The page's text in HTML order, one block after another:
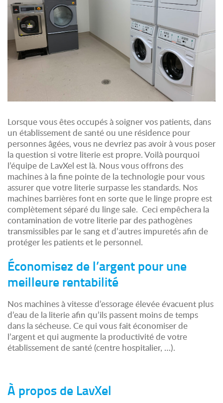
Lorsque vous êtes occupés à soigner vos patients, dans
un établissement de santé ou une résidence pour
personnes âgées, vous ne devriez pas avoir à vous poser
la question si votre literie est propre. Voilà pourquoi
l’équipe de LavXel est là. Nous vous offrons des
machines à la fine pointe de la technologie pour vous
assurer que votre literie surpasse les standards. Nos
machines barrières font en sorte que le linge propre est
complètement séparé du linge sale. Ceci empêchera la
contamination de votre literie par des pathogènes
transmissibles par le sang et d’autres impuretés afin de
protéger les patients et le personnel.
Économisez de l’argent pour une
meilleure rentabilité
Nos machines à vitesse d’essorage élevée évacuent plus
d’eau de la literie afin qu’ils passent moins de temps
dans la sécheuse. Ce qui vous fait économiser de
l’argent et qui augmente la productivité de votre
établissement de santé (centre hospitalier, …).
À propos de LavXel